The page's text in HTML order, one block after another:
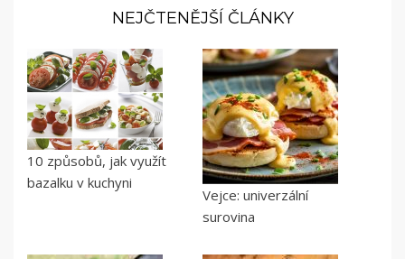
NEJČTENĚJŠÍ ČLÁNKY
10 způsobů, jak využít
bazalku v kuchyni
Vejce: univerzální
surovina